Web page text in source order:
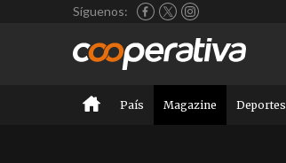
Síguenos:
País Magazine Deportes